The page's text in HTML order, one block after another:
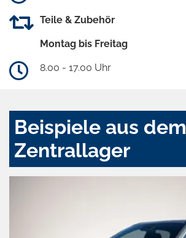
Teile & Zubehör
Montag bis Freitag
8.00 - 17.00 Uhr
Beispiele aus dem
Zentrallager